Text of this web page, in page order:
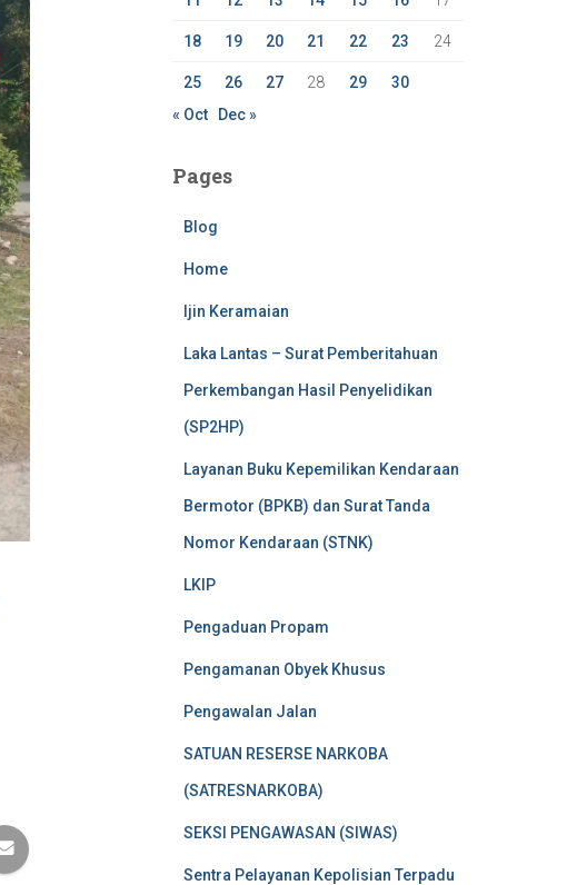
18 19 20 21 22 23 24
25 26 27 28 29
30
« Oct
Dec »
Pages
Blog
Home
Ijin Keramaian
Laka Lantas – Surat Pemberitahuan
Perkembangan Hasil Penyelidikan
(SP2HP)
Layanan Buku Kepemilikan Kendaraan
Bermotor (BPKB) dan Surat Tanda
Nomor Kendaraan (STNK)
LKIP
Pengaduan Propam
Pengamanan Obyek Khusus
Pengawalan Jalan
SATUAN RESERSE NARKOBA
(SATRESNARKOBA)
SEKSI PENGAWASAN (SIWAS)
Sentra Pelayanan Kepolisian Terpadu